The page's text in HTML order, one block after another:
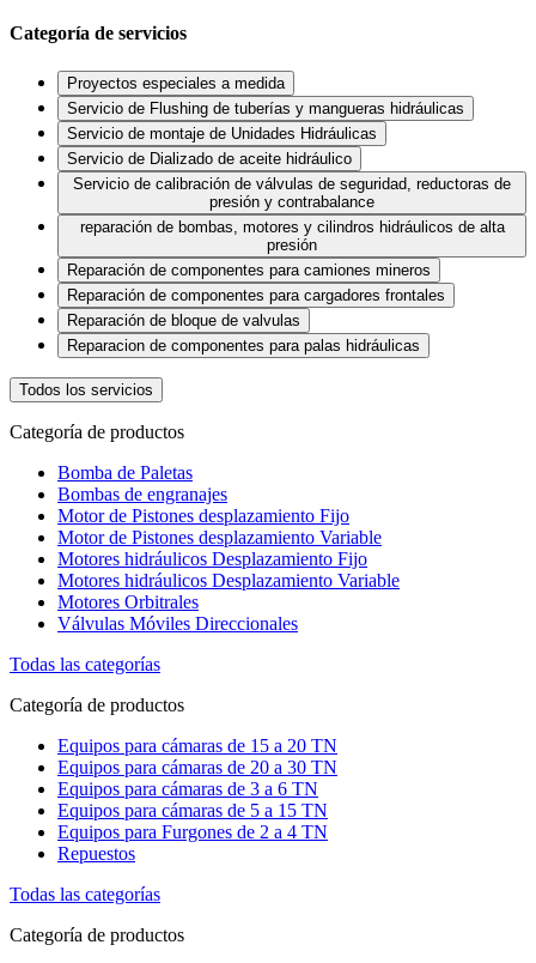
Categoría de servicios
Proyectos especiales a medida
Servicio de Flushing de tuberías y mangueras hidráulicas
Servicio de montaje de Unidades Hidráulicas
Servicio de Dializado de aceite hidráulico
Servicio de calibración de válvulas de seguridad, reductoras de
presión y contrabalance
reparación de bombas, motores y cilindros hidráulicos de alta
presión
Reparación de componentes para camiones mineros
Reparación de componentes para cargadores frontales
Reparación de bloque de valvulas
Reparacion de componentes para palas hidráulicas
Todos los servicios
Categoría de productos
Bomba de Paletas
Bombas de engranajes
Motor de Pistones desplazamiento Fijo
Motor de Pistones desplazamiento Variable
Motores hidráulicos Desplazamiento Fijo
Motores hidráulicos Desplazamiento Variable
Motores Orbitrales
Válvulas Móviles Direccionales
Todas las categorías
Categoría de productos
Equipos para cámaras de 15 a 20 TN
Equipos para cámaras de 20 a 30 TN
Equipos para cámaras de 3 a 6 TN
Equipos para cámaras de 5 a 15 TN
Equipos para Furgones de 2 a 4 TN
Repuestos
Todas las categorías
Categoría de productos